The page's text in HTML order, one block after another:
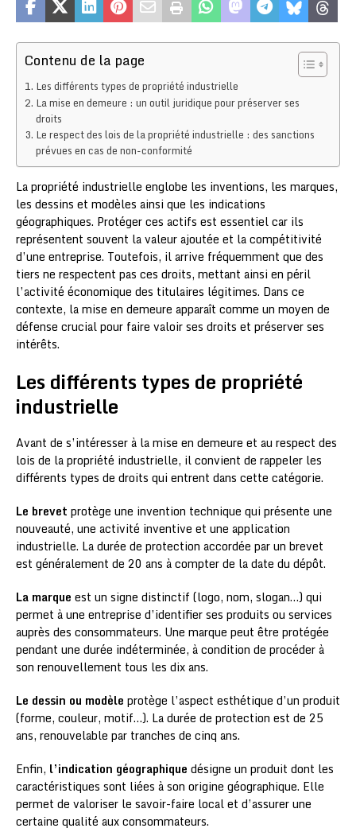
Contenu de la page
Les différents types de propriété industrielle
La mise en demeure : un outil juridique pour préserver ses
droits
Le respect des lois de la propriété industrielle : des sanctions
prévues en cas de non-conformité
La propriété industrielle englobe les inventions, les marques,
les dessins et modèles ainsi que les indications
géographiques. Protéger ces actifs est essentiel car ils
représentent souvent la valeur ajoutée et la compétitivité
d’une entreprise. Toutefois, il arrive fréquemment que des
tiers ne respectent pas ces droits, mettant ainsi en péril
l’activité économique des titulaires légitimes. Dans ce
contexte, la mise en demeure apparaît comme un moyen de
défense crucial pour faire valoir ses droits et préserver ses
intérêts.
Les différents types de propriété
industrielle
Avant de s’intéresser à la mise en demeure et au respect des
lois de la propriété industrielle, il convient de rappeler les
différents types de droits qui entrent dans cette catégorie.
Le brevet protège une invention technique qui présente une
nouveauté, une activité inventive et une application
industrielle. La durée de protection accordée par un brevet
est généralement de 20 ans à compter de la date du dépôt.
La marque est un signe distinctif (logo, nom, slogan…) qui
permet à une entreprise d’identifier ses produits ou services
auprès des consommateurs. Une marque peut être protégée
pendant une durée indéterminée, à condition de procéder à
son renouvellement tous les dix ans.
Le dessin ou modèle protège l’aspect esthétique d’un produit
(forme, couleur, motif…). La durée de protection est de 25
ans, renouvelable par tranches de cinq ans.
Enfin, l’indication géographique désigne un produit dont les
caractéristiques sont liées à son origine géographique. Elle
permet de valoriser le savoir-faire local et d’assurer une
certaine qualité aux consommateurs.